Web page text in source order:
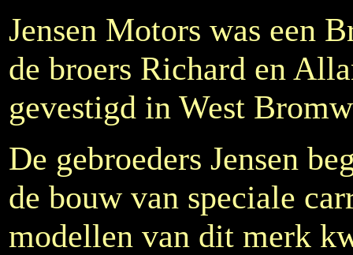
Jensen Motors was een
de broers Richard en
gevestigd in West
De gebroeders Jensen
de bouw van speciale
modellen van dit merk